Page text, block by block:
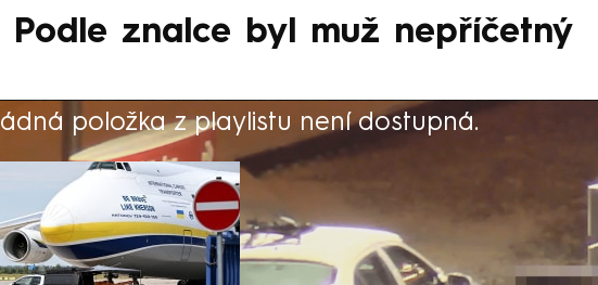
Podle znalce byl muž nepříčetný
položka z playlistu není dostupná.